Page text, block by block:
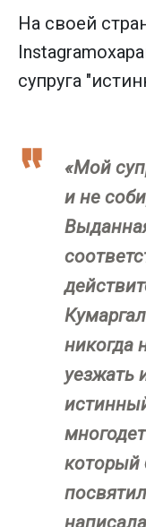
На своей
супруга
«Мой
и не
никогда
уезжать
который